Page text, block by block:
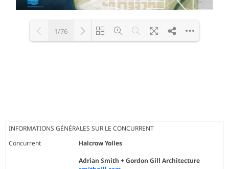
1/76
INFORMATIONS GÉNÉRALES SUR LE CONCURRENT
Concurrent
Halcrow Yolles
Adrian Smith + Gordon Gill Architecture